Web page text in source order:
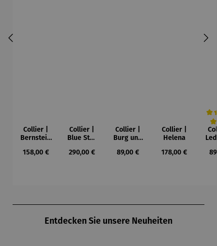
Collier |
Bernstein
Mond und
Regulärer Preis:
158,00 €
Collier |
Blue Star
Waszak
Regulärer Preis:
290,00 €
Collier |
Burg und
Paul Klee
Regulärer Preis:
89,00 €
Collier |
Helena
Regulärer Preis:
178,00 €
Entdecken Sie unsere Neuheiten